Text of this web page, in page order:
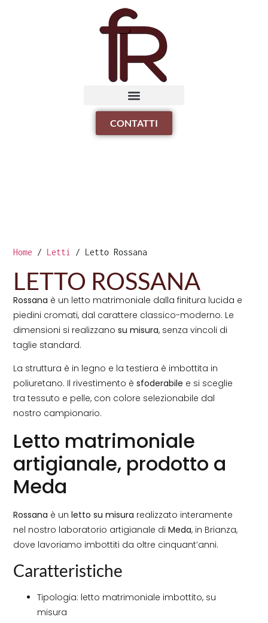
CONTATTI
Home / Letti / Letto Rossana
LETTO ROSSANA
Rossana è un letto matrimoniale dalla finitura lucida e
piedini cromati, dal carattere classico-moderno. Le
dimensioni si realizzanosu misura, senza vincoli di
taglie standard.
La struttura è in legno e la testiera è imbottita in
poliuretano. Il rivestimento èsfoderabile e si sceglie
tra tessuto e pelle, con colore selezionabile dal
nostro campionario.
Letto matrimoniale
artigianale, prodotto a
Meda
Rossana è unletto su misura realizzato interamente
nel nostro laboratorio artigianale diMeda, in Brianza,
dove lavoriamo imbottiti da oltre cinquant’anni.
Caratteristiche
Tipologia: letto matrimoniale imbottito, su
misura